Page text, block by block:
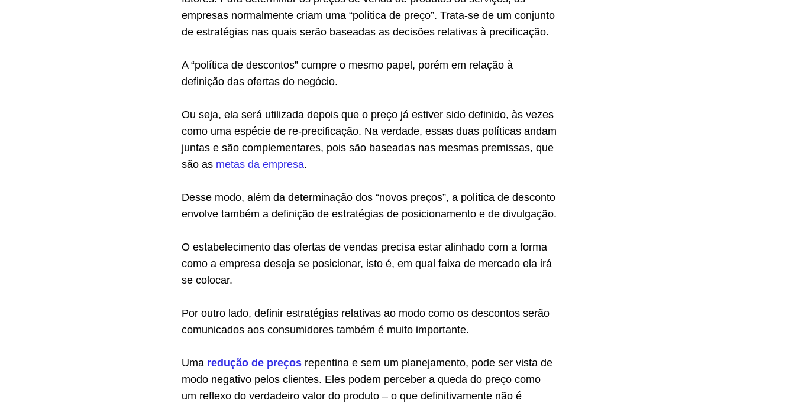
empresas normalmente criam uma “política de preço”. Trata-se de um conjunto
de estratégias nas quais serão baseadas as decisões relativas à precificação.
A “política de descontos” cumpre o mesmo papel, porém em relação à
definição das ofertas do negócio.
Ou seja, ela será utilizada depois que o preço já estiver sido definido, às vezes
como uma espécie de re-precificação. Na verdade, essas duas políticas andam
juntas e são complementares, pois são baseadas nas mesmas premissas, que
são as metas da empresa.
Desse modo, além da determinação dos “novos preços”, a política de desconto
envolve também a definição de estratégias de posicionamento e de divulgação.
O estabelecimento das ofertas de vendas precisa estar alinhado com a forma
como a empresa deseja se posicionar, isto é, em qual faixa de mercado ela irá
se colocar.
Por outro lado, definir estratégias relativas ao modo como os descontos serão
comunicados aos consumidores também é muito importante.
Uma redução de preços repentina e sem um planejamento, pode ser vista de
modo negativo pelos clientes. Eles podem perceber a queda do preço como
um reflexo do verdadeiro valor do produto – o que definitivamente não é